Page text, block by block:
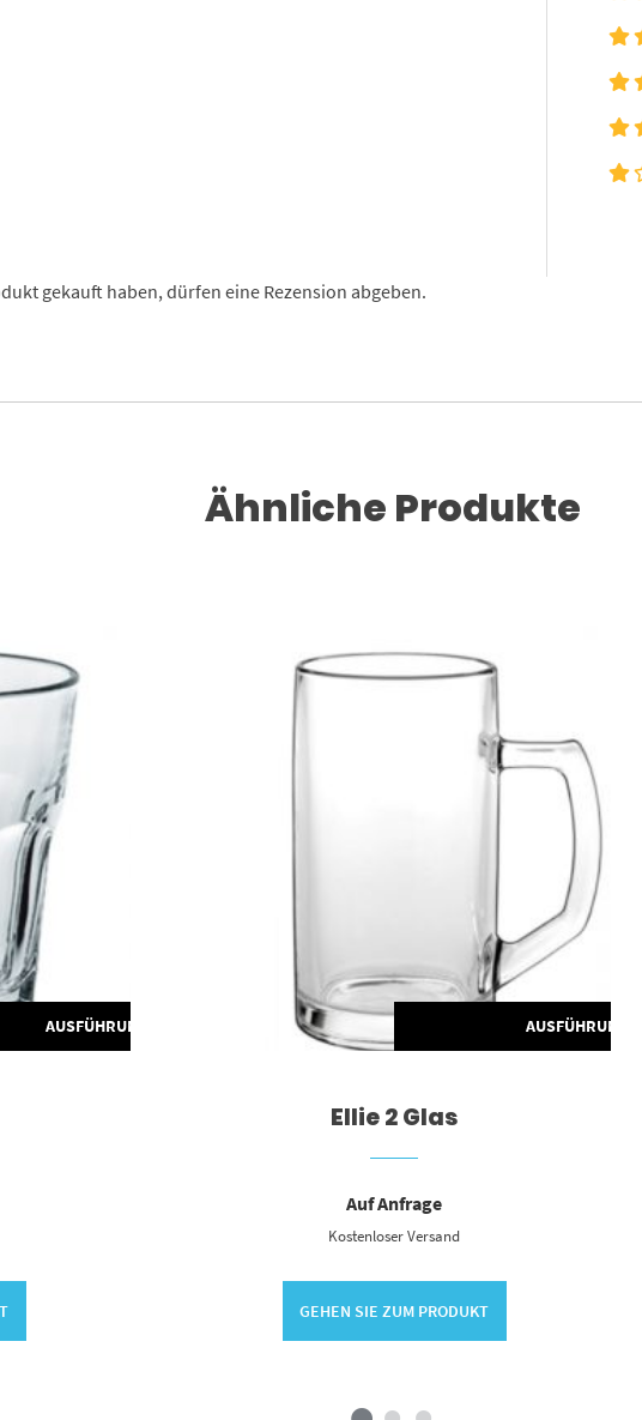
gekauft haben, dürfen eine Rezension abgeben.
Ähnliche Produkte
AUSFÜHRUNG WÄHLEN AUSFÜHRUNG
Ellie 2 Glas
Auf Anfrage
Kostenloser Versand
GEHEN SIE ZUM PRODUKT